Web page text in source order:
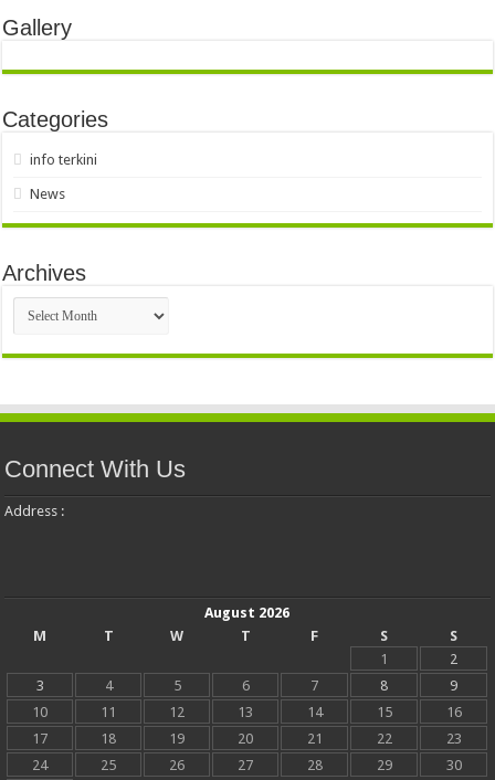
Gallery
Categories
info terkini
News
Archives
Archives
Connect With Us
Address :
August 2026
M
T W T F S
S
1
2
3
4 5 6 7 8
9
10
11 12 13 14 15
16
17
18 19 20 21 22
23
24
25 26 27 28 29 30